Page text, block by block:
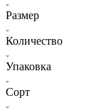
Размер
Количество
Упаковка
Сорт